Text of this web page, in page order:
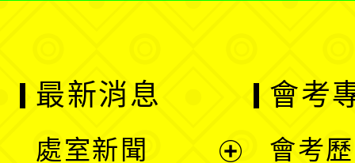
最新消息
處室新聞
會考
會考